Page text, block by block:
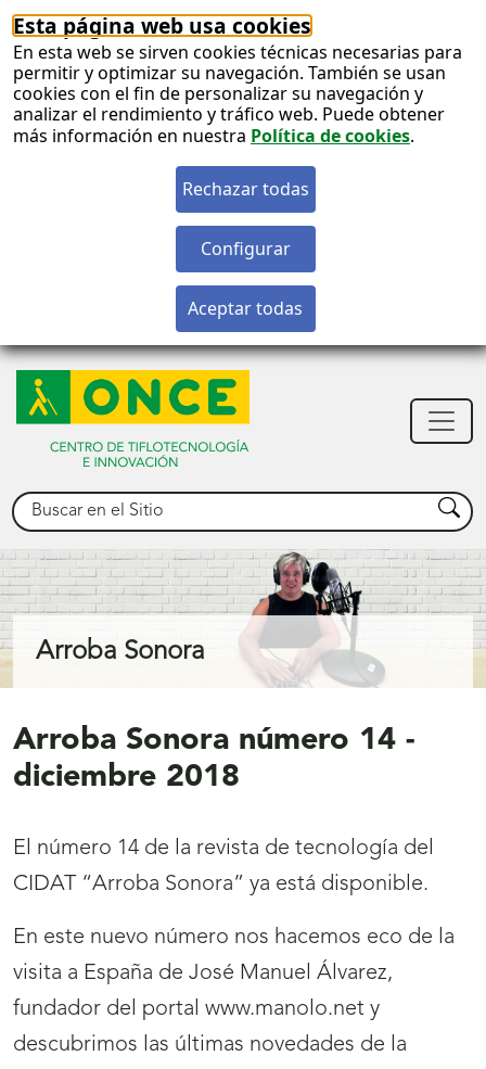
Esta página web usa cookies
En esta web se sirven cookies técnicas necesarias para
permitir y optimizar su navegación. También se usan
cookies con el fin de personalizar su navegación y
analizar el rendimiento y tráfico web. Puede obtener
más información en nuestra Política de cookies.
Buscar Buscar
Arroba Sonora
Arroba Sonora número 14 -
diciembre 2018
El número 14 de la revista de tecnología del
CIDAT “Arroba Sonora” ya está disponible.
En este nuevo número nos hacemos eco de la
visita a España de José Manuel Álvarez,
fundador del portal www.manolo.net y
descubrimos las últimas novedades de la